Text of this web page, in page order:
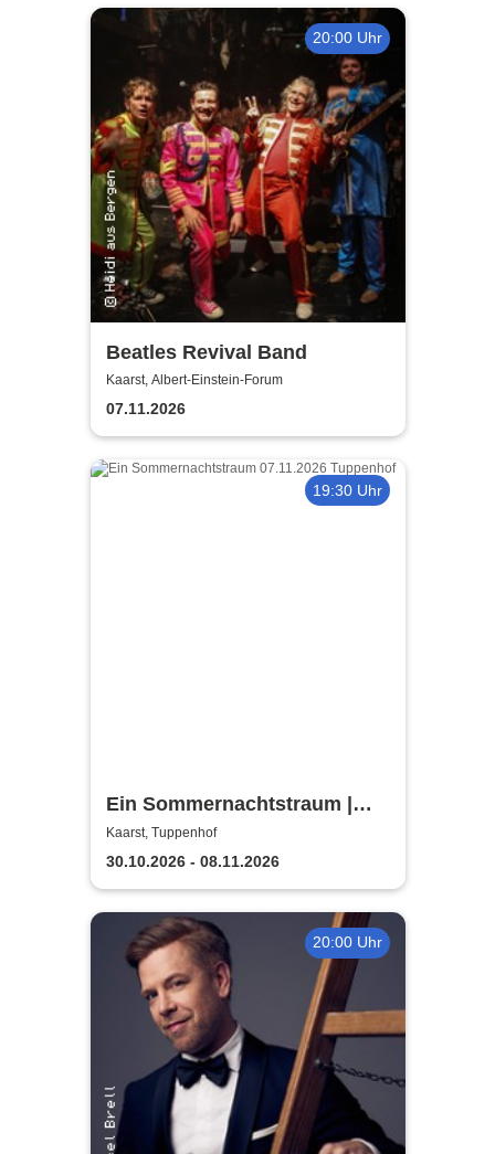
20:00 Uhr
Beatles Revival Band
Kaarst, Albert-Einstein-Forum
07.11.2026
19:30 Uhr
Ein Sommernachtstraum |
Theaterverein Kaarst
Kaarst, Tuppenhof
30.10.2026 - 08.11.2026
20:00 Uhr